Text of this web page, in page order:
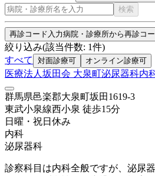
検索
再診コード入力病院・診療所から再診コ
絞り込み(該当件数: 1件)
すべて
対面診療可 オンライン診療可
医療法人坂田会 大泉町泌尿器科内
群馬県邑楽郡大泉町坂田1619-3
東武小泉線西小泉 徒歩15分
日曜・祝日 休み
内科
泌尿器科
診察科目は内科全般ですが、泌尿